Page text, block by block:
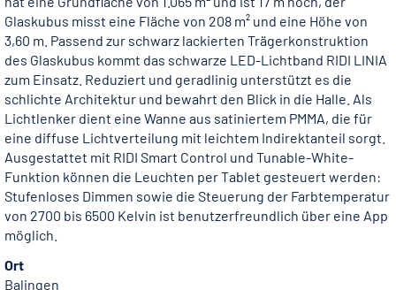
Glaskubus misst eine Fläche von 208 m² und eine Höhe von
3,60 m. Passend zur schwarz lackierten Trägerkonstruktion
des Glaskubus kommt das schwarze LED-Lichtband RIDI LINIA
zum Einsatz. Reduziert und geradlinig unterstützt es die
schlichte Architektur und bewahrt den Blick in die Halle. Als
Lichtlenker dient eine Wanne aus satiniertem PMMA, die für
eine diffuse Lichtverteilung mit leichtem Indirektanteil sorgt.
Ausgestattet mit RIDI Smart Control und Tunable-White-
Funktion können die Leuchten per Tablet gesteuert werden:
Stufenloses Dimmen sowie die Steuerung der Farbtemperatur
von 2700 bis 6500 Kelvin ist benutzerfreundlich über eine App
möglich.
Ort
Balingen